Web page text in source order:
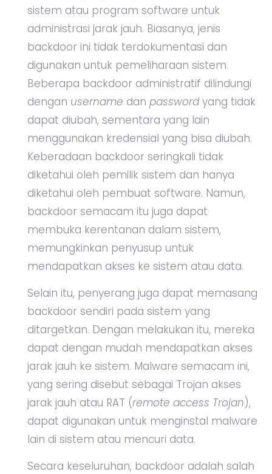
sistem atau program software untuk
administrasi jarak jauh. Biasanya, jenis
backdoor ini tidak terdokumentasi dan
digunakan untuk pemeliharaan sistem.
Beberapa backdoor administratif dilindungi
dengan username dan passwordyang tidak
dapat diubah, sementara yang lain
menggunakan kredensial yang bisa diubah.
Keberadaan backdoor seringkali tidak
diketahui oleh pemilik sistem dan hanya
diketahui oleh pembuat software. Namun,
backdoor semacam itu juga dapat
membuka kerentanan dalam sistem,
memungkinkan penyusup untuk
mendapatkan akses ke sistem atau data.
Selain itu, penyerang juga dapat memasang
backdoor sendiri pada sistem yang
ditargetkan. Dengan melakukan itu, mereka
dapat dengan mudah mendapatkan akses
jarak jauh ke sistem. Malware semacam ini,
yang sering disebut sebagai Trojan akses
jarak jauh atau RAT (remote access Trojan),
dapat digunakan untuk menginstal malware
lain di sistem atau mencuri data.
Secara keseluruhan, backdoor adalah salah